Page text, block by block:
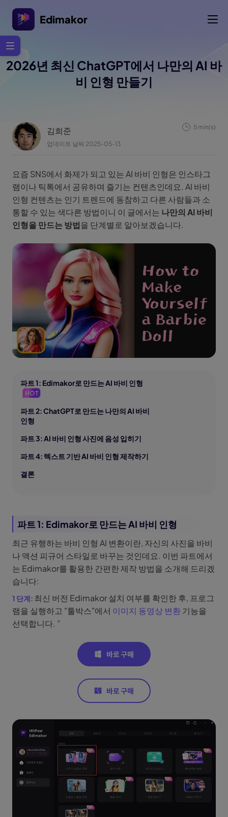
Edimakor
2026년 최신 ChatGPT에서 나만의 AI 바
비 인형 만들기
김희준
업데이트 날짜 2025-05-13
5 min(s)
요즘 SNS에서 화제가 되고 있는 AI 바비 인형은 인스타그
램이나 틱톡에서 공유하며 즐기는 컨텐츠인데요. AI 바비
인형 컨텐츠는 인기 트렌드에 동참하고 다른 사람들과 소
통할 수 있는 색다른 방법이니 이 글에서는 나만의 AI 바비
인형을 만드는 방법을 단계별로 알아보겠습니다.
파트 1: Edimakor로 만드는 AI 바비 인형
HOT
파트 2: ChatGPT로 만드는 나만의 AI 바비
인형
파트 3: AI 바비 인형 사진에 음성 입히기
파트 4: 텍스트 기반 AI 바비 인형 제작하기
결론
파트 1: Edimakor로 만드는 AI 바비 인형
최근 유행하는 바비 인형 AI 변환이란, 자신의 사진을 바비
나 액션 피규어 스타일로 바꾸는 것인데요. 이번 파트에서
는 Edimakor를 활용한 간편한 제작 방법을 소개해 드리겠
습니다:
최신 버전 Edimakor 설치 여부를 확인한 후, 프로그
램을 실행하고 "툴박스"에서 이미지 동영상 변환기능을
선택합니다. ”